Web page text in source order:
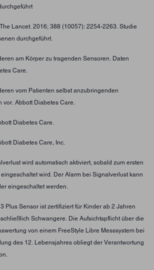
Lancet. 2016; 388 (10057): 2254-2263. Studie
durchgeführt.
am Körper zu tragenden Sensoren. Daten
Care.
vom Patienten selbst anzubringenden
vor. Abbott Diabetes Care.
Diabetes Care.
Diabetes Care, Inc.
wird automatisch aktiviert, sobald zum ersten
wird. Der Alarm bei Signalverlust kann
eingeschaltet werden.
Plus Sensor ist zertifiziert für Kinder ab 2 Jahren
Schwangere. Die Aufsichtspflicht über die
von einem FreeStyle Libre Messsystem bei
des 12. Lebensjahres obliegt der Verantwortung